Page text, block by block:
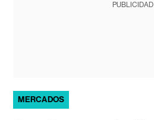
PUBLICIDAD
MERCADOS